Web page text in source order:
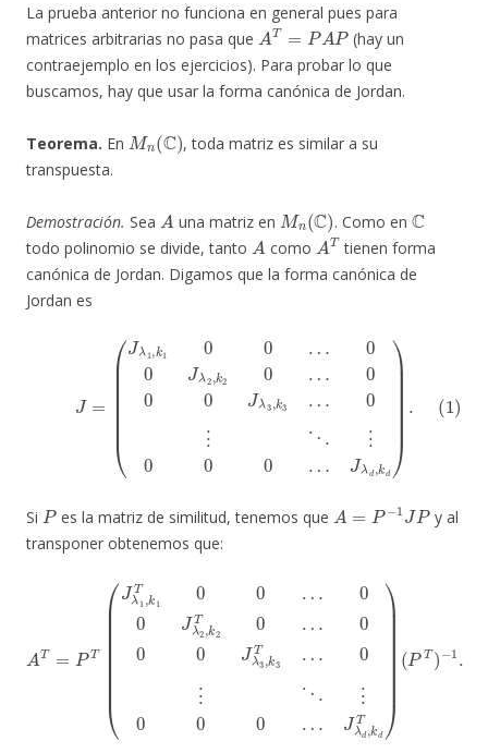
La prueba anterior no funciona en general pues para
matrices arbitrarias no pasa que
A T=PAP
(hay un
contraejemplo en los ejercicios). Para probar lo que
buscamos, hay que usar la forma canónica de Jordan.
Teorema. En
( )
, toda matriz es similar a su
transpuesta.
Demostración. Sea una matriz en
( )
. Como en
todo polinomio se divide, tanto
A
como
AT
tienen forma
canónica de Jordan. Digamos que la forma canónica de
Jordan es
(J λ1 …0 k 3,k 3…
⋮ …J
Si es la matriz de similitud, tenemos que
P
y al
transponer obtenemos que:
J λ1, 0… 2, Jλ ,k
0⋮ 00 d, 1.